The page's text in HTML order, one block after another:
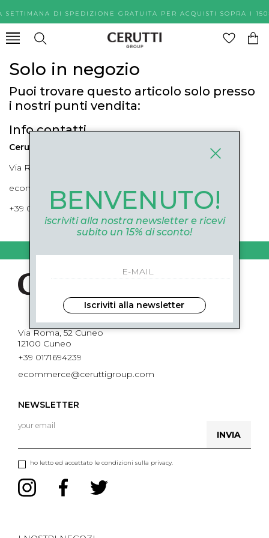
SETTIMANA DI SPEDIZIONE GRATUITA PER ACQUISTI
Solo in negozio
Puoi trovare questo articolo solo presso
i nostri punti vendita:
Info contatti
Cerutti Boutique
Via Roma, 52 Cuneo 12100 Cuneo
ecommerce@ceruttigroup.com
+39 0171694239
Via Roma, 52 Cuneo
12100 Cuneo
+39 0171694239
ecommerce@ceruttigroup.com
NEWSLETTER
ho letto ed accettato le condizioni sulla privacy.
INVIA
BENVENUTO!
iscriviti alla nostra newsletter e ricevi
subito un 15% di sconto!
Iscriviti alla newsletter